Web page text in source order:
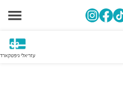
עזריאלי גיפטקארד